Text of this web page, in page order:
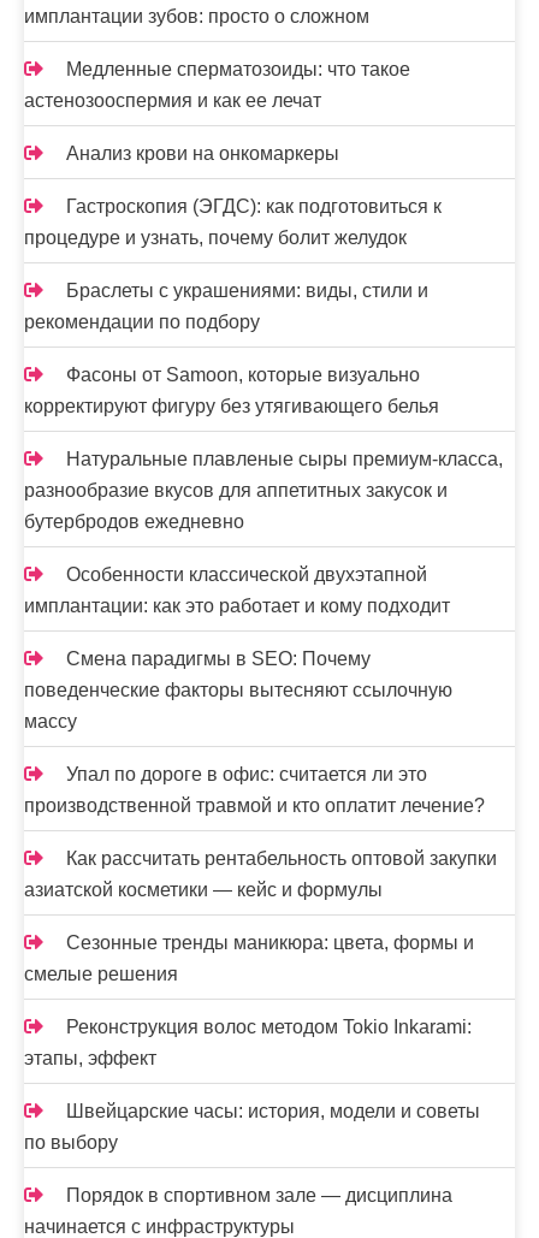
имплантации зубов: просто о сложном
Медленные сперматозоиды: что такое
астенозооспермия и как ее лечат
Анализ крови на онкомаркеры
Гастроскопия (ЭГДС): как подготовиться к
процедуре и узнать, почему болит желудок
Браслеты с украшениями: виды, стили и
рекомендации по подбору
Фасоны от Samoon, которые визуально
корректируют фигуру без утягивающего белья
Натуральные плавленые сыры премиум-класса,
разнообразие вкусов для аппетитных закусок и
бутербродов ежедневно
Особенности классической двухэтапной
имплантации: как это работает и кому подходит
Смена парадигмы в SEO: Почему
поведенческие факторы вытесняют ссылочную
массу
Упал по дороге в офис: считается ли это
производственной травмой и кто оплатит лечение?
Как рассчитать рентабельность оптовой закупки
азиатской косметики — кейс и формулы
Сезонные тренды маникюра: цвета, формы и
смелые решения
Реконструкция волос методом Tokio Inkarami:
этапы, эффект
Швейцарские часы: история, модели и советы
по выбору
Порядок в спортивном зале — дисциплина
начинается с инфраструктуры